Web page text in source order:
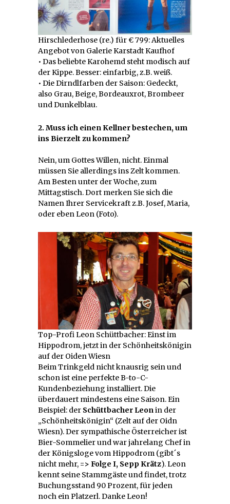
Hirschlederhose (re.) für € 799: Aktuelles
Angebot von Galerie Karstadt Kaufhof
• Das beliebte Karohemd steht modisch auf
der Kippe. Besser: einfarbig, z.B. weiß.
• Die Dirndlfarben der Saison: Gedeckt,
also Grau, Beige, Bordeauxrot, Brombeer
und Dunkelblau.
2. Muss ich einen Kellner bestechen, um
ins Bierzelt zu kommen?
Nein, um Gottes Willen, nicht. Einmal
müssen Sie allerdings ins Zelt kommen.
Am Besten unter der Woche, zum
Mittagstisch. Dort merken Sie sich die
Namen Ihrer Servicekraft z.B. Josef, Maria,
oder eben Leon (Foto).
Top-Profi Leon Schüttbacher: Einst im
Hippodrom, jetzt in der Schönheitskönigin
auf der Oiden Wiesn
Beim Trinkgeld nicht knausrig sein und
schon ist eine perfekte B-to-C-
Kundenbeziehung installiert. Die
überdauert mindestens eine Saison. Ein
Beispiel: der Schüttbacher Leonin der
„Schönheitskönigin“ (Zelt auf der Oidn
Wiesn). Der sympathische Österreicher ist
Bier-Sommelier und war jahrelang Chef in
der Königsloge vom Hippodrom (gibt´s
nicht mehr, => Folge I, Sepp Krätz). Leon
kennt seine Stammgäste und findet, trotz
Buchungsstand 90 Prozent, für jeden
noch ein Platzerl. Danke Leon!